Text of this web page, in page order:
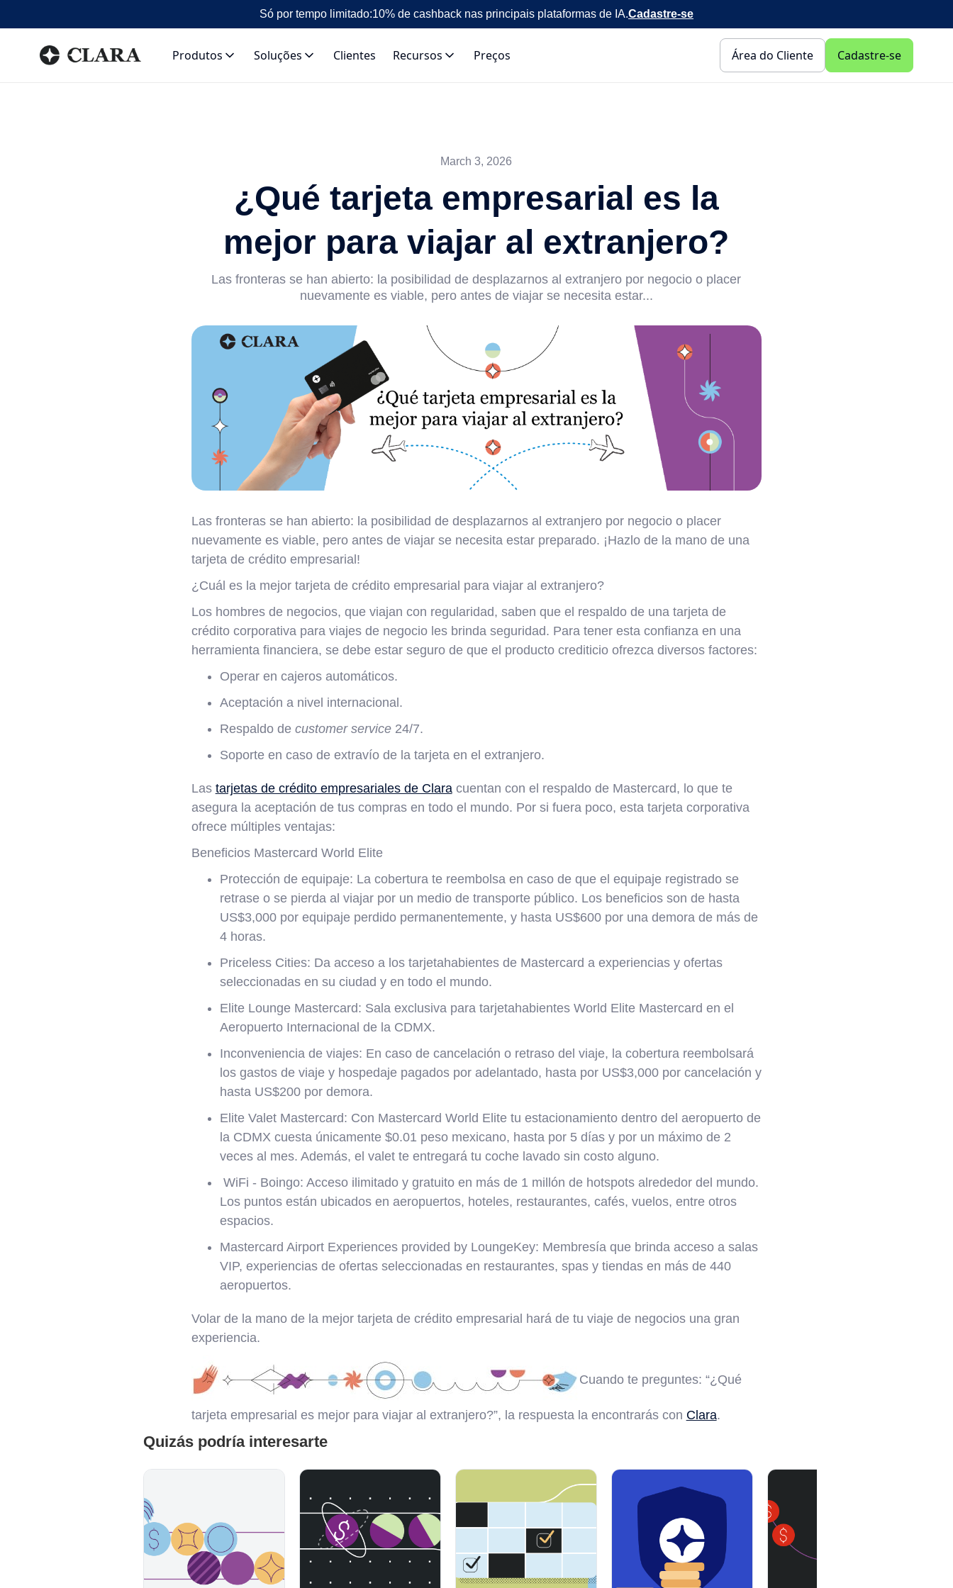
Só por tempo limitado:10% de cashback nas principais plataformas de IA.Cadastre-se
Produtos Soluções Clientes Recursos Preços Área do Cliente Cadastre-se
March 3, 2026
¿Qué tarjeta empresarial es la
mejor para viajar al extranjero?
Las fronteras se han abierto: la posibilidad de desplazarnos al extranjero por negocio o placer
nuevamente es viable, pero antes de viajar se necesita estar...
Las fronteras se han abierto: la posibilidad de desplazarnos al extranjero por negocio o placer
nuevamente es viable, pero antes de viajar se necesita estar preparado. ¡Hazlo de la mano de una
tarjeta de crédito empresarial!
¿Cuál es la mejor tarjeta de crédito empresarial para viajar al extranjero?
Los hombres de negocios, que viajan con regularidad, saben que el respaldo de una tarjeta de
crédito corporativa para viajes de negocio les brinda seguridad. Para tener esta confianza en una
herramienta financiera, se debe estar seguro de que el producto crediticio ofrezca diversos factores:
Operar en cajeros automáticos.
Aceptación a nivel internacional.
Respaldo de customer service24/7.
Soporte en caso de extravío de la tarjeta en el extranjero.
Las tarjetas de crédito empresariales de Claracuentan con el respaldo de Mastercard, lo que te
asegura la aceptación de tus compras en todo el mundo. Por si fuera poco, esta tarjeta corporativa
ofrece múltiples ventajas:
Beneficios Mastercard World Elite
Protección de equipaje: La cobertura te reembolsa en caso de que el equipaje registrado se
retrase o se pierda al viajar por un medio de transporte público. Los beneficios son de hasta
US$3,000 por equipaje perdido permanentemente, y hasta US$600 por una demora de más de
4 horas.
Priceless Cities: Da acceso a los tarjetahabientes de Mastercard a experiencias y ofertas
seleccionadas en su ciudad y en todo el mundo.
Elite Lounge Mastercard: Sala exclusiva para tarjetahabientes World Elite Mastercard en el
Aeropuerto Internacional de la CDMX.
Inconveniencia de viajes: En caso de cancelación o retraso del viaje, la cobertura reembolsará
los gastos de viaje y hospedaje pagados por adelantado, hasta por US$3,000 por cancelación y
hasta US$200 por demora.
Elite Valet Mastercard: Con Mastercard World Elite tu estacionamiento dentro del aeropuerto de
la CDMX cuesta únicamente $0.01 peso mexicano, hasta por 5 días y por un máximo de 2
veces al mes. Además, el valet te entregará tu coche lavado sin costo alguno.
WiFi - Boingo: Acceso ilimitado y gratuito en más de 1 millón de hotspots alrededor del mundo.
Los puntos están ubicados en aeropuertos, hoteles, restaurantes, cafés, vuelos, entre otros
espacios.
Mastercard Airport Experiences provided by LoungeKey: Membresía que brinda acceso a salas
VIP, experiencias de ofertas seleccionadas en restaurantes, spas y tiendas en más de 440
aeropuertos.
Volar de la mano de la mejor tarjeta de crédito empresarial hará de tu viaje de negocios una gran
experiencia.
Cuando te preguntes: “¿Qué
tarjeta empresarial es mejor para viajar al extranjero?”, la respuesta la encontrarás con Clara.
Quizás podría interesarte